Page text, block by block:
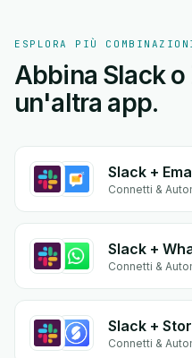
ESPLORA PIÙ
Abbina Slack o
un'altra app.
Connetti &
Slack +
Connetti &
Slack +
Connetti &